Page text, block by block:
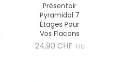
Présentoir
Pyramidal 7
Étages Pour
Vos Flacons
24,90 CHF Prix
TTC